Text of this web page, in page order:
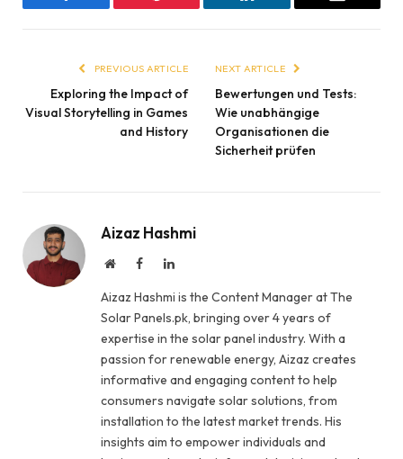
Facebook Pinterest LinkedIn Email
PREVIOUS ARTICLE
Exploring the Impact of
Visual Storytelling in Games
and History
NEXT ARTICLE
Bewertungen und Tests:
Wie unabhängige
Organisationen die
Sicherheit prüfen
Aizaz Hashmi
WebsiteFacebookLinkedIn
Aizaz Hashmi is the Content Manager at The
Solar Panels.pk, bringing over 4 years of
expertise in the solar panel industry. With a
passion for renewable energy, Aizaz creates
informative and engaging content to help
consumers navigate solar solutions, from
installation to the latest market trends. His
insights aim to empower individuals and